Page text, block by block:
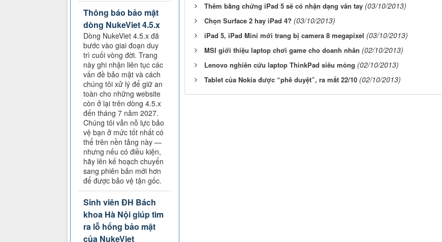
Thêm bằng chứng iPad 5 sẽ có nhận dạng vân tay (03/10/2013)
Chọn Surface 2 hay iPad 4? (03/10/2013)
iPad 5, iPad Mini mới trang bị camera 8 megapixel (03/10/2013)
MSI giới thiệu laptop chơi game cho doanh nhân (02/10/2013)
Lenovo nghiên cứu laptop ThinkPad siêu mỏng (02/10/2013)
Tablet của Nokia được “phê duyệt”, ra mắt 22/10 (02/10/2013)
Thông báo bảo mật
dòng NukeViet 4.5.x
Dòng NukeViet 4.5.x đã
bước vào giai đoạn duy
trì cuối vòng đời. Trang
này ghi nhận liên tục các
vấn đề bảo mật và cách
chúng tôi xử lý để giữ an
toàn cho những website
còn ở lại trên dòng 4.5.x
đến tháng 7 năm 2027.
Chúng tôi vẫn nỗ lực bảo
vệ bạn ở mức tốt nhất có
thể trên nền tảng này —
nhưng nếu có điều kiện,
hãy lên kế hoạch chuyển
sang phiên bản mới hơn
để được bảo vệ tận gốc.
Sinh viên ĐH Bách
khoa Hà Nội giúp tìm
ra lỗ hổng bảo mật
của NukeViet